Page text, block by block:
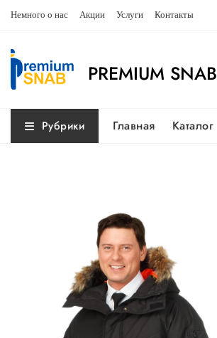
Немного о нас Акции Услуги Контакты
PREMIUM SNAB
Рубрики Главная Каталог